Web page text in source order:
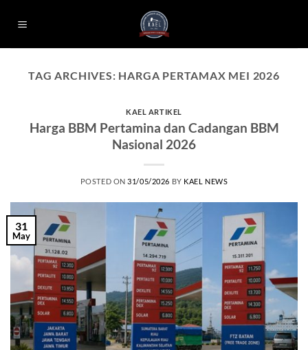
TAG ARCHIVES: HARGA PERTAMAX MEI 2026
KAEL ARTIKEL
Harga BBM Pertamina dan Cadangan BBM
Nasional 2026
POSTED ON31/05/2026 BY KAEL NEWS
31
May